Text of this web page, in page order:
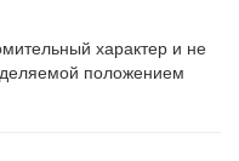
характер и не
положением